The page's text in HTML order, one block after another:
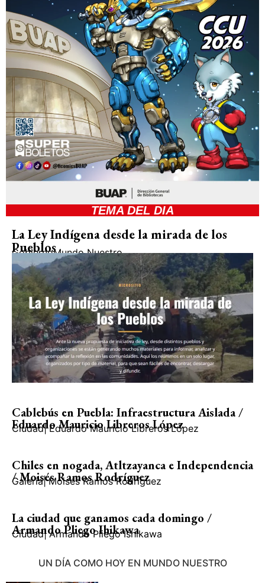
TEMA DEL DIA
La Ley Indígena desde la mirada de los
Pueblos
GobiernoMundo Nuestro
Cablebús en Puebla: Infraestructura Aislada /
Eduardo Mauricio Libreros López
Ciudad| Eduardo Mauricio Libreros López
Chiles en nogada, Atltzayanca e Independencia
/ Moisés Ramos Rodríguez
Galería| Moisés Ramos Rodríguez
La ciudad que ganamos cada domingo /
Armando Pliego Ihikawa
Ciudad| Armando Pliego Ishikawa
UN DÍA COMO HOY EN MUNDO NUESTRO